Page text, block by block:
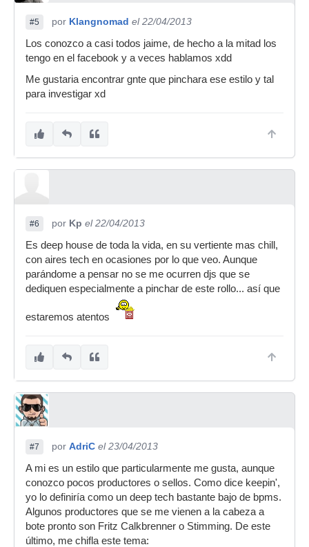
#5 por Klangnomad el 22/04/2013
Los conozco a casi todos jaime, de hecho a la mitad los
tengo en el facebook y a veces hablamos xdd
Me gustaria encontrar gnte que pinchara ese estilo y tal
para investigar xd
#6 por Kp el 22/04/2013
Es deep house de toda la vida, en su vertiente mas chill,
con aires tech en ocasiones por lo que veo. Aunque
parándome a pensar no se me ocurren djs que se
dediquen especialmente a pinchar de este rollo... así que
estaremos atentos
#7 por AdriC el 23/04/2013
A mi es un estilo que particularmente me gusta, aunque
conozco pocos productores o sellos. Como dice keepin',
yo lo definiría como un deep tech bastante bajo de bpms.
Algunos productores que se me vienen a la cabeza a
bote pronto son Fritz Calkbrenner o Stimming. De este
último, me chifla este tema: